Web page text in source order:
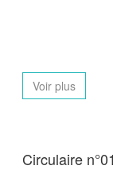
Voir plus
Circulaire